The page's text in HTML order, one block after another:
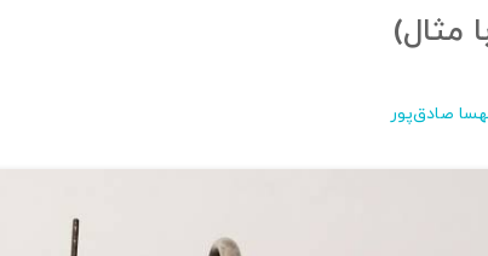
مثال)
صادق‌پور